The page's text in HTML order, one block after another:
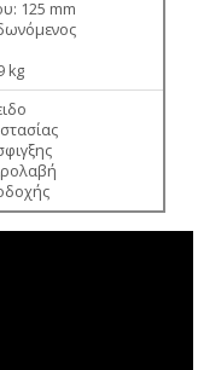
125 mm
kg